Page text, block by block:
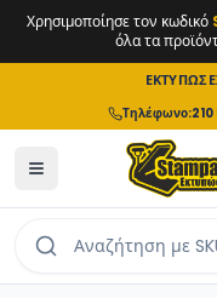
Χρησιμοποίησε τον κωδικό
όλα τα
Τηλέφωνο:210